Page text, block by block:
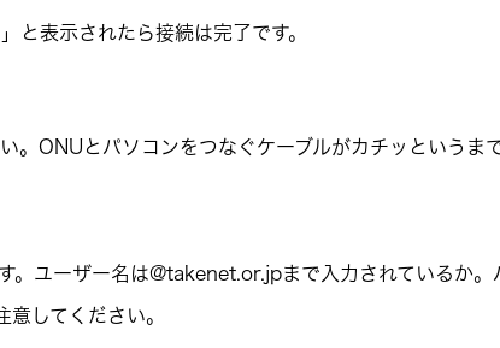
と表示されたら接続は完了です。
。ONUとパソコンをつなぐケーブルがカチッというま
。ユーザー名は@takenet.or.jpまで入力されているか。
してください。